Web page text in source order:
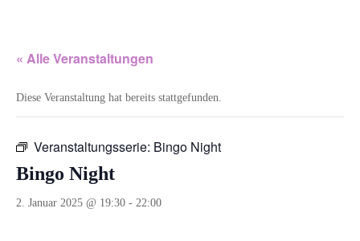
« Alle Veranstaltungen
Diese Veranstaltung hat bereits stattgefunden.
Veranstaltungsserie: Bingo Night
Bingo Night
2. Januar 2025 @ 19:30 - 22:00